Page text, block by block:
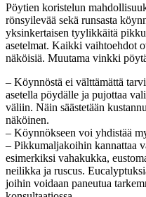
Pöytien koristelun
rönsyilevää sekä runsasta
yksinkertaisen tyylikkäitä
asetelmat. Kaikki vaihtoehdot
näköisiä. Muutama vinkki
– Köynnöstä ei välttämättä
asetella pöydälle ja pujottaa
väliin. Näin säästetään
näköinen.
– Köynnökseen voi yhdistää
– Pikkumaljakoihin kannattaa
esimerkiksi vahakukka,
neilikka ja ruscus.
joihin voidaan paneutua